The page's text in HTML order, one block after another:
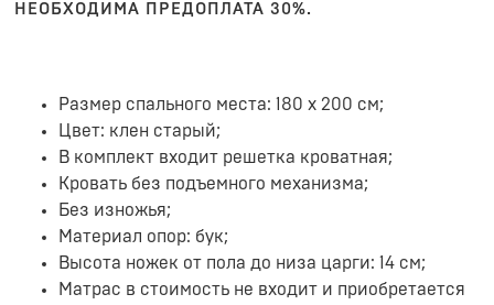
НЕОБХОДИМА ПРЕДОПЛАТА 30%.
Размер спального места: 180 х 200 см;
Цвет: клен старый;
В комплект входит решетка кроватная;
Кровать без подъемного механизма;
Без изножья;
Материал опор: бук;
Высота ножек от пола до низа царги: 14 см;
Матрас в стоимость не входит и приобретается